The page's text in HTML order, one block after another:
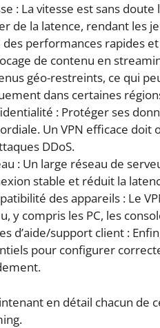
: La vitesse est sans
de la latence, rendant les
performances rapides
de contenu en
géo-restreints, ce qui
dans certaines
: Protéger ses
Un VPN efficace
DDoS.
: Un large réseau de
stable et réduit la
des appareils : Le
y compris les PC, les
d’aide/support client :
pour configurer
en détail chacun de